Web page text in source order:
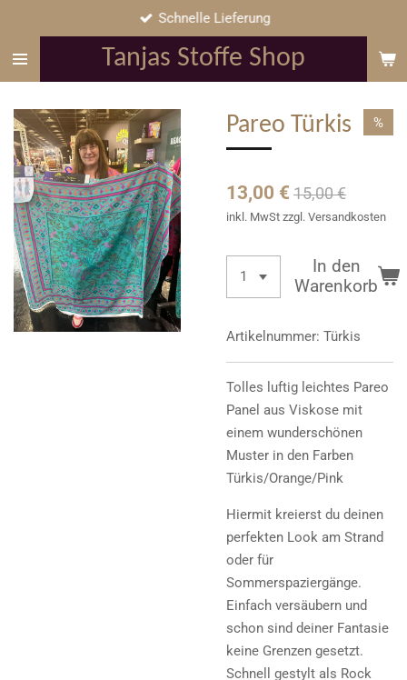
springen
Tanjas Stoffe Shop
Schnelle Lieferung
Pareo Türkis %
13,00 € 15,00 €
inkl. MwSt zzgl. Versandkosten
In den
Warenkorb
Artikelnummer: Türkis
Tolles luftig leichtes Pareo
Panel aus Viskose mit
einem wunderschönen
Muster in den Farben
Türkis/Orange/Pink
Hiermit kreierst du deinen
perfekten Look am Strand
oder für
Sommerspaziergänge.
Einfach versäubern und
schon sind deiner Fantasie
keine Grenzen gesetzt.
Schnell gestylt als Rock